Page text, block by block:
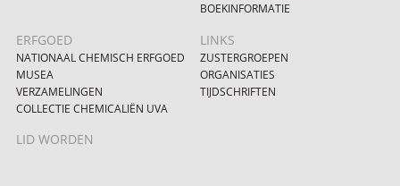
BOEKINFORMATIE
ERFGOED
NATIONAAL CHEMISCH ERFGOED
MUSEA
VERZAMELINGEN
COLLECTIE CHEMICALIËN UVA
LINKS
ZUSTERGROEPEN
ORGANISATIES
TIJDSCHRIFTEN
LID WORDEN